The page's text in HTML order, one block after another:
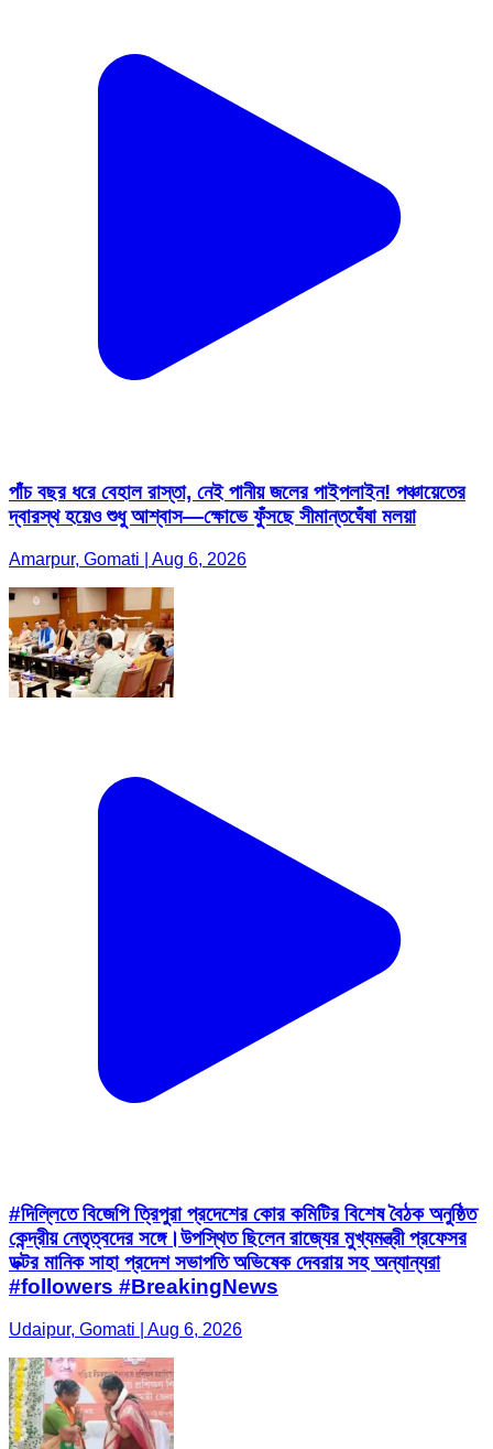
পাঁচ বছর ধরে বেহাল রাস্তা, নেই পানীয় জলের পাইপলাইন! পঞ্চায়েতের
দ্বারস্থ হয়েও শুধু আশ্বাস—ক্ষোভে ফুঁসছে সীমান্তঘেঁষা মলয়া
Amarpur, Gomati | Aug 6, 2026
#দিল্লিতে বিজেপি ত্রিপুরা প্রদেশের কোর কমিটির বিশেষ বৈঠক অনুষ্ঠিত
কেন্দ্রীয় নেতৃত্বদের সঙ্গে।উপস্থিত ছিলেন রাজ্যের মুখ্যমন্ত্রী প্রফেসর
ডক্টর মানিক সাহা প্রদেশ সভাপতি অভিষেক দেবরায় সহ অন্যান্যরা
#followers #BreakingNews
Udaipur, Gomati | Aug 6, 2026